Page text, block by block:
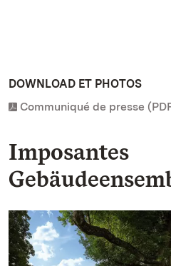
DOWNLOAD ET PHOTOS
Communiqué de presse
Imposantes